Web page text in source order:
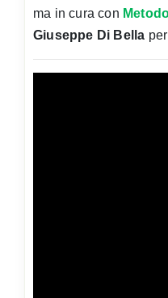
ma in cura con
Giuseppe Di Bella